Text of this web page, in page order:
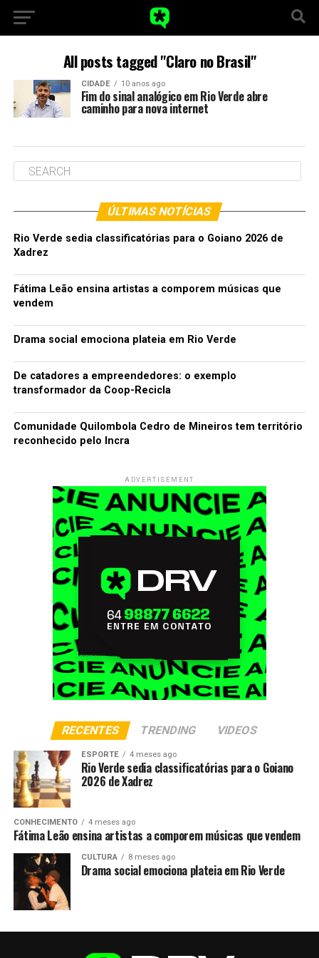
All posts tagged "Claro no Brasil"
CIDADE 10 anos ago
Fim do sinal analógico em Rio Verde abre
caminho para nova internet
ÚLTIMAS NOTÍCIAS
Rio Verde sedia classificatórias para o Goiano 2026 de
Xadrez
Fátima Leão ensina artistas a comporem músicas que
vendem
Drama social emociona plateia em Rio Verde
De catadores a empreendedores: o exemplo
transformador da Coop-Recicla
Comunidade Quilombola Cedro de Mineiros tem território
reconhecido pelo Incra
ADVERTISEMENT
RECENTES TRENDING VIDEOS
ESPORTE 4 meses ago
Rio Verde sedia classificatórias para o Goiano
2026 de Xadrez
CONHECIMENTO 4 meses ago
Fátima Leão ensina artistas a comporem músicas que vendem
CULTURA 8 meses ago
Drama social emociona plateia em Rio Verde